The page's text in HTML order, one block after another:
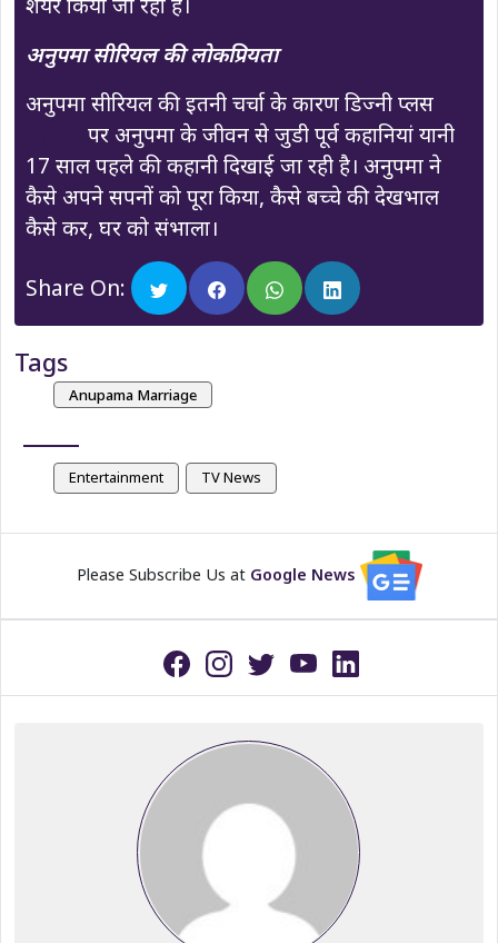
अनुपमा सीरियल की लोकप्रियता
अनुपमा सीरियल की इतनी चर्चा के कारण डिज्नी प्लस
पर अनुपमा के जीवन से जुडी पूर्व कहानियां यानी
17 साल पहले की कहानी दिखाई जा रही है। अनुपमा ने
कैसे अपने सपनों को पूरा किया, कैसे बच्चे की देखभाल
कैसे कर, घर को संभाला।
Share On:
Tags
Anupama Marriage
Entertainment TV News
Please Subscribe Us at Google News